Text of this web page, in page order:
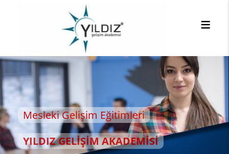
Gelişim Eğitimleri
GELİŞİM AKADEMİSİ